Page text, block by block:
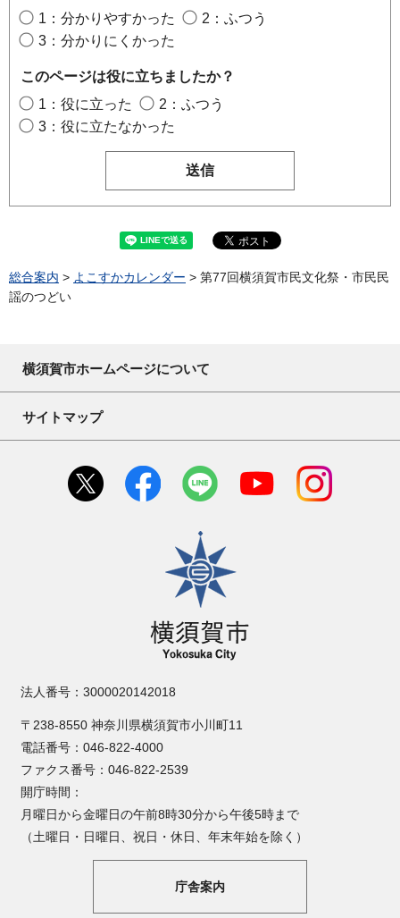
1：分かりやすかった
2：ふつう
3：分かりにくかった
このページは役に立ちましたか？
1：役に立った
2：ふつう
3：役に立たなかった
総合案内 > よこすかカレンダー > 第77回横須賀市民文化祭・市民民
謡のつどい
横須賀市ホームページについて
サイトマップ
横須賀市
法人番号：3000020142018
〒238-8550 神奈川県横須賀市小川町11
電話番号：046-822-4000
ファクス番号：046-822-2539
開庁時間：
月曜日から金曜日の午前8時30分から午後5時まで
（土曜日・日曜日、祝日・休日、年末年始を除く）
庁舎案内